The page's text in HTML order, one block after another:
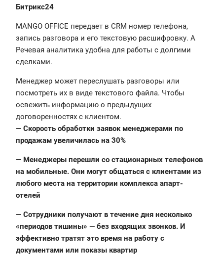
Битрикс24
MANGO OFFICE передает в CRM номер телефона,
запись разговора и его текстовую расшифровку. А
Речевая аналитика удобна для работы с долгими
сделками.
Менеджер может переслушать разговоры или
посмотреть их в виде текстового файла. Чтобы
освежить информацию о предыдущих
договоренностях с клиентом.
— Скорость обработки заявок менеджерами по
продажам увеличилась на 30%
— Менеджеры перешли со стационарных телефонов
на мобильные. Они могут общаться с клиентами из
любого места на территории комплекса апарт-
отелей
— Сотрудники получают в течение дня несколько
«периодов тишины» — без входящих звонков. И
эффективно тратят это время на работу с
документами или показы квартир